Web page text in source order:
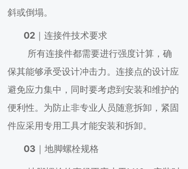
斜或倒塌。
02 ｜连接件技术要求
所有连接件都需要进行强度计算，确
保其能够承受设计冲击力。连接点的设计应
避免应力集中，同时要考虑到安装和维护的
便利性。为防止非专业人员随意拆卸，紧固
件应采用专用工具才能安装和拆卸。
03 ｜地脚螺栓规格